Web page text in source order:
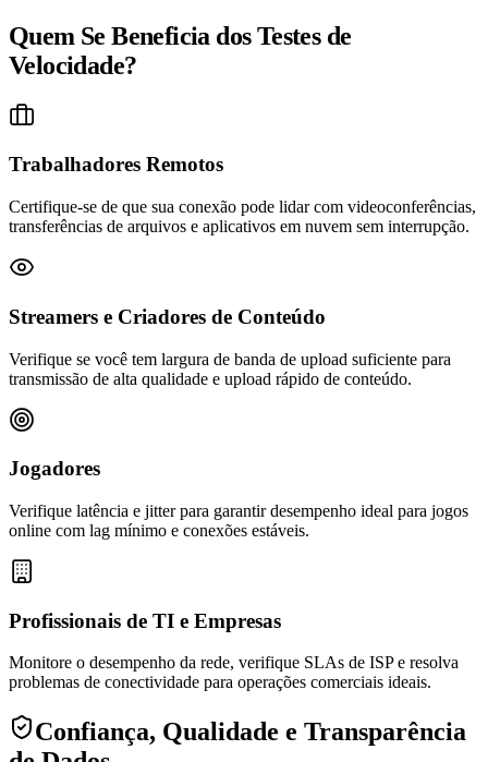
Quem Se Beneficia dos Testes de
Velocidade?
Trabalhadores Remotos
Certifique-se de que sua conexão pode lidar com videoconferências,
transferências de arquivos e aplicativos em nuvem sem interrupção.
Streamers e Criadores de Conteúdo
Verifique se você tem largura de banda de upload suficiente para
transmissão de alta qualidade e upload rápido de conteúdo.
Jogadores
Verifique latência e jitter para garantir desempenho ideal para jogos
online com lag mínimo e conexões estáveis.
Profissionais de TI e Empresas
Monitore o desempenho da rede, verifique SLAs de ISP e resolva
problemas de conectividade para operações comerciais ideais.
Confiança, Qualidade e Transparência